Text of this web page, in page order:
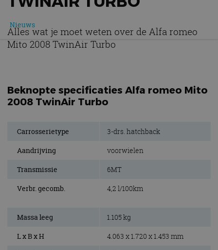
Nieuws
Alles wat je moet weten over de Alfa romeo
Mito 2008 TwinAir Turbo
Beknopte specificaties Alfa romeo Mito
2008 TwinAir Turbo
Carrosserietype 3-drs. hatchback
Aandrijving voorwielen
Transmissie 6MT
Verbr. gecomb. 4,2 l/100km
Massa leeg 1.105 kg
L x B x H 4.063 x 1.720 x 1.453 mm